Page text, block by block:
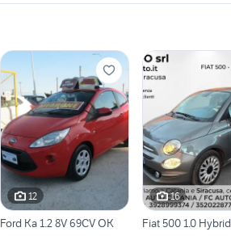
12
Ford Ka 1.2 8V 69CV OK
16
Fiat 500 1.0 Hybrid